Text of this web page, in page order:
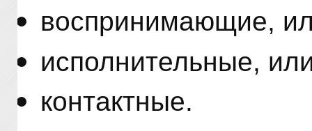
воспринимающие,
исполнительные,
контактные.